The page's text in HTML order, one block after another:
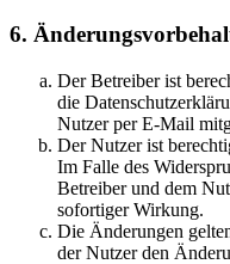
6.
Der Betreiber ist
die
Nutzer per E-Mail
Der Nutzer ist
Im Falle des
Betreiber und dem
sofortiger Wirkung.
Die Änderungen
der Nutzer den